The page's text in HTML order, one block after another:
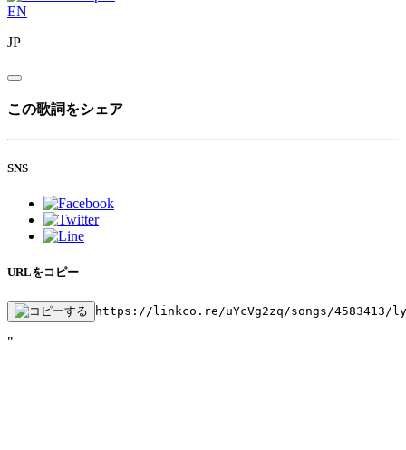
EN
JP
この歌詞をシェア
SNS
URLをコピー
https://linkco.re/uYcVg2zq/songs/4583413/
"